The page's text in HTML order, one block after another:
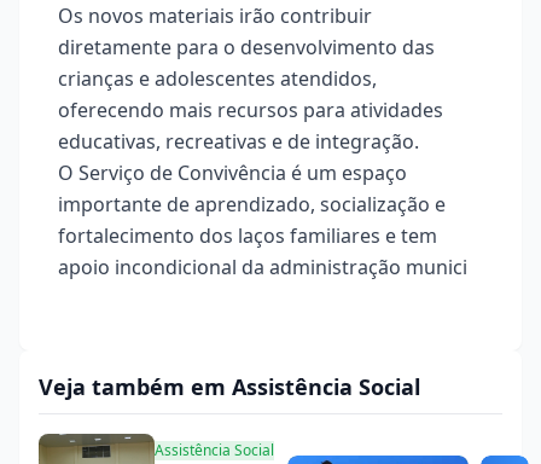
Os novos materiais irão contribuir
diretamente para o desenvolvimento das
crianças e adolescentes atendidos,
oferecendo mais recursos para atividades
educativas, recreativas e de integração.
O Serviço de Convivência é um espaço
importante de aprendizado, socialização e
fortalecimento dos laços familiares e tem
apoio incondicional da administração munici
Veja também em Assistência Social
Assistência Social